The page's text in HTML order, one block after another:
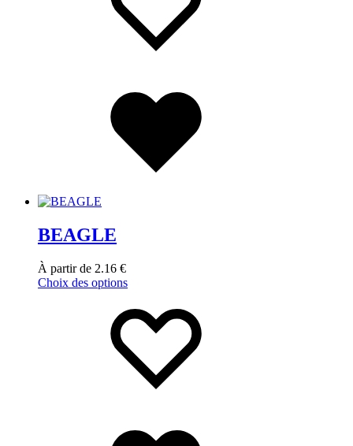
BEAGLE
À partir de 2.16 €
Choix des options